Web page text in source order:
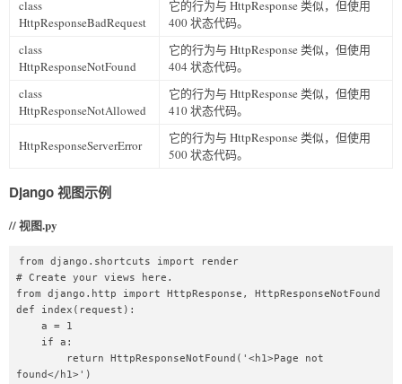
class
HttpResponseBadRequest
它的行为与 HttpResponse 类似，但使用
400 状态代码。
class
HttpResponseNotFound
它的行为与 HttpResponse 类似，但使用
404 状态代码。
class
HttpResponseNotAllowed
它的行为与 HttpResponse 类似，但使用
410 状态代码。
HttpResponseServerError
它的行为与 HttpResponse 类似，但使用
500 状态代码。
Django 视图示例
// 视图.py
from django.shortcuts import render
# Create your views here.
from django.http import HttpResponse, HttpResponseNotFound
def index(request):
found</h1>')